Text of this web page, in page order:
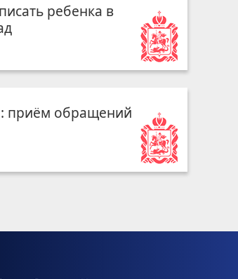
ребенка в
приём обращений